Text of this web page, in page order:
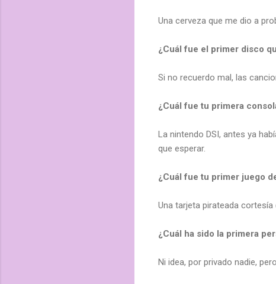
Una cerveza que me dio a
¿Cuál fue el primer disco
Si no recuerdo mal, las
¿Cuál fue tu primera
La nintendo DSI, antes ya
que esperar.
¿Cuál fue tu primer juego
Una tarjeta pirateada
¿Cuál ha sido la primera
Ni idea, por privado nadie,